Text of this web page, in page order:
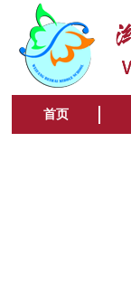
首页